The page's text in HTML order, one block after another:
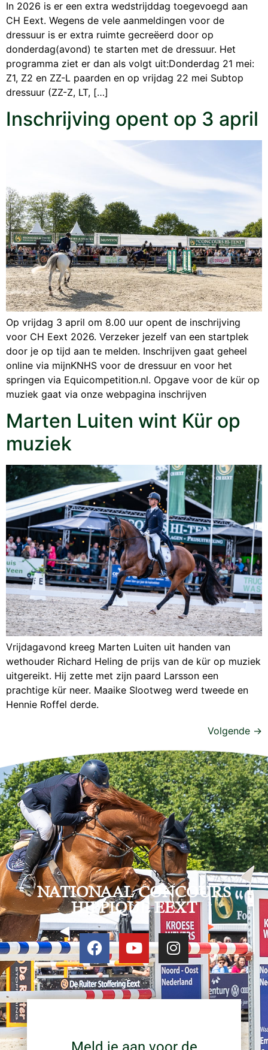
In 2026 is er een extra wedstrijddag toegevoegd aan
CH Eext. Wegens de vele aanmeldingen voor de
dressuur is er extra ruimte gecreëerd door op
donderdag(avond) te starten met de dressuur. Het
programma ziet er dan als volgt uit:Donderdag 21 mei:
Z1, Z2 en ZZ-L paarden en op vrijdag 22 mei Subtop
dressuur (ZZ-Z, LT, […]
Inschrijving opent op 3 april
Op vrijdag 3 april om 8.00 uur opent de inschrijving
voor CH Eext 2026. Verzeker jezelf van een startplek
door je op tijd aan te melden. Inschrijven gaat geheel
online via mijnKNHS voor de dressuur en voor het
springen via Equicompetition.nl. Opgave voor de kür op
muziek gaat via onze webpagina inschrijven
Marten Luiten wint Kür op
muziek
Vrijdagavond kreeg Marten Luiten uit handen van
wethouder Richard Heling de prijs van de kür op muziek
uitgereikt. Hij zette met zijn paard Larsson een
prachtige kür neer. Maaike Slootweg werd tweede en
Hennie Roffel derde.
Volgende →
NATIONAAL CONCOURS
HIPPIQUE EEXT